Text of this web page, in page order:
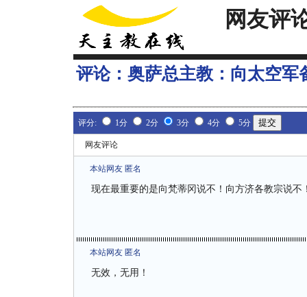
网友评
评论： 奥萨总主教：向太空军
评分: 1分 2分 3分 4分 5分
网友评论
本站网友 匿名
现在最重要的是向梵蒂冈说不！向方济各教宗说不
本站网友 匿名
无效，无用！